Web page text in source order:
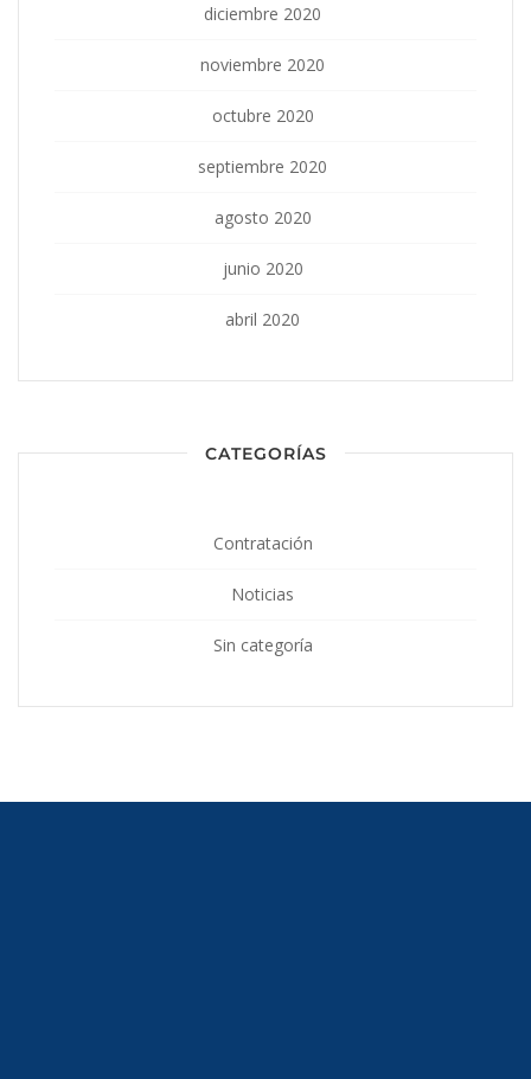
diciembre 2020
noviembre 2020
octubre 2020
septiembre 2020
agosto 2020
junio 2020
abril 2020
CATEGORÍAS
Contratación
Noticias
Sin categoría